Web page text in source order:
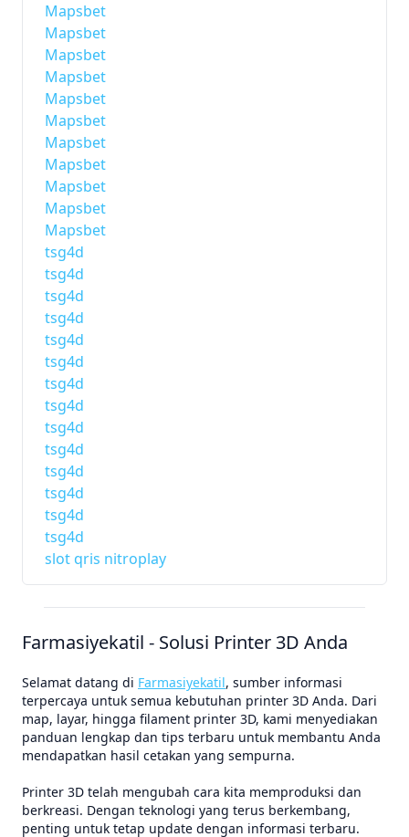
Mapsbet
Mapsbet
Mapsbet
Mapsbet
Mapsbet
Mapsbet
Mapsbet
Mapsbet
Mapsbet
Mapsbet
Mapsbet
tsg4d
tsg4d
tsg4d
tsg4d
tsg4d
tsg4d
tsg4d
tsg4d
tsg4d
tsg4d
tsg4d
tsg4d
tsg4d
tsg4d
slot qris nitroplay
Farmasiyekatil - Solusi Printer 3D Anda
Selamat datang di Farmasiyekatil, sumber informasi
terpercaya untuk semua kebutuhan printer 3D Anda. Dari
map, layar, hingga filament printer 3D, kami menyediakan
panduan lengkap dan tips terbaru untuk membantu Anda
mendapatkan hasil cetakan yang sempurna.
Printer 3D telah mengubah cara kita memproduksi dan
berkreasi. Dengan teknologi yang terus berkembang,
penting untuk tetap update dengan informasi terbaru.